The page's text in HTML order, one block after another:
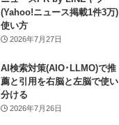
(Yahoo!ニュース掲載1件3万)
使い方
2026年7月27日
AI検索対策(AIO･LLMO)で推
薦と引用を右脳と左脳で使い
分ける
2026年7月26日